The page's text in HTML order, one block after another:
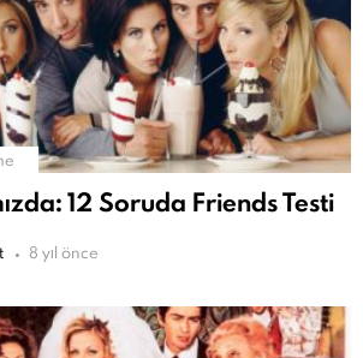
12 Soruda Friends Testi
8 yıl önce